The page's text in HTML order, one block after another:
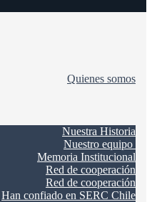
Quienes somos
Nuestra Historia
Nuestro equipo
Memoria Institucional
Red de cooperación
Red de cooperación
Han confiado en SERC Chile